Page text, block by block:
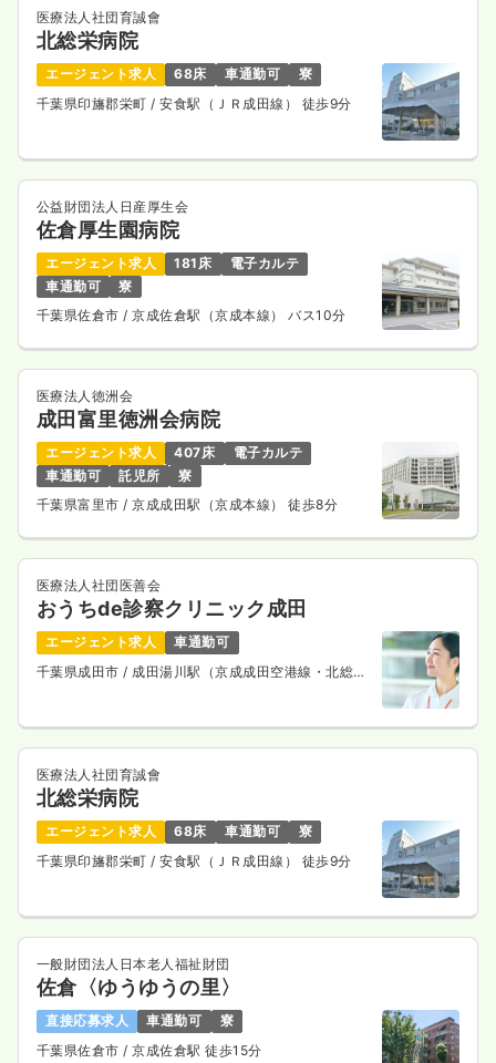
医療法人社団育誠會
北総栄病院
エージェント求人 68床 車通勤可
寮
千葉県印旛郡栄町 / 安食駅（ＪＲ成田線） 徒歩9分
公益財団法人日産厚生会
佐倉厚生園病院
エージェント求人 181床
電子カルテ
車通勤可
寮
千葉県佐倉市/ 京成佐倉駅（京成本線） バス10分
医療法人徳洲会
成田富里徳洲会病院
エージェント求人 407床
電子カルテ
車通勤可
託児所
寮
千葉県富里市/ 京成成田駅（京成本線） 徒歩8分
医療法人社団医善会
おうちde診察クリニック成田
エージェント求人
車通勤可
千葉県成田市 / 成田湯川駅（京成成田空港線・北総鉄
医療法人社団育誠會
北総栄病院
エージェント求人 68床 車通勤可
寮
千葉県印旛郡栄町 / 安食駅（ＪＲ成田線） 徒歩9分
一般財団法人日本老人福祉財団
佐倉〈ゆうゆうの里〉
直接応募求人 車通勤可
寮
千葉県佐倉市 / 京成佐倉駅 徒歩15分